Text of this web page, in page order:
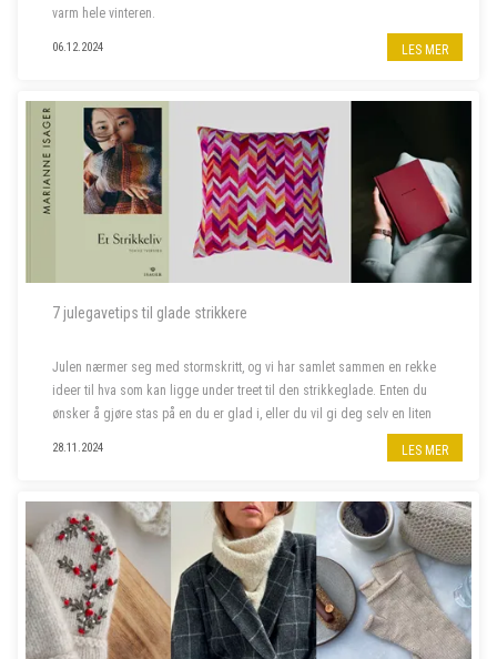
varm hele vinteren.
06.12.2024 LES MER
7 julegavetips til glade strikkere
Julen nærmer seg med stormskritt, og vi har samlet sammen en rekke
ideer til hva som kan ligge under treet til den strikkeglade. Enten du
ønsker å gjøre stas på en du er glad i, eller du vil gi deg selv en liten
28.11.2024 LES MER